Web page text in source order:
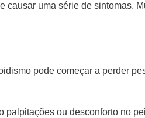
causar uma série de sintomas.
pode começar a perder
palpitações ou desconforto no